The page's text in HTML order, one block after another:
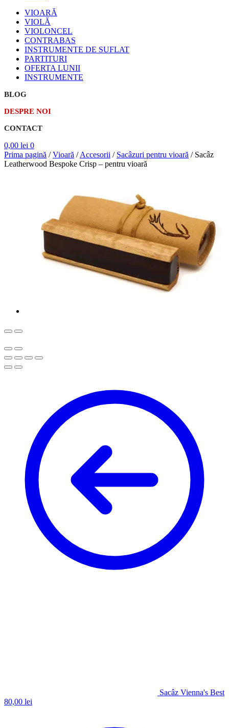
VIOARĂ
VIOLĂ
VIOLONCEL
CONTRABAS
INSTRUMENTE DE SUFLAT
PARTITURI
OFERTA LUNII
INSTRUMENTE
BLOG
DESPRE NOI
CONTACT
0,00 lei 0
Prima pagină /Vioară /Accesorii / Sacâzuri pentru vioară / Sacâz
Leatherwood Bespoke Crisp – pentru vioară
Sacâz Vienna's Best
80,00 lei